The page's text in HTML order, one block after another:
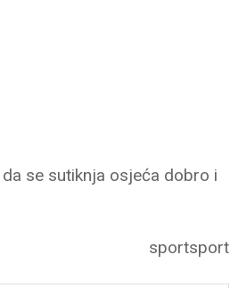
se sutiknja osjeća dobro i
sportsport